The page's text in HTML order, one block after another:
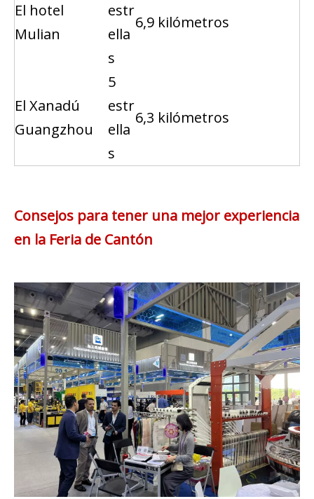
El hotel
Mulian
estr
ella
s
6,9 kilómetros
El Xanadú
Guangzhou
5
estr
ella
s
6,3 kilómetros
Consejos para tener una mejor experiencia
en la Feria de Cantón